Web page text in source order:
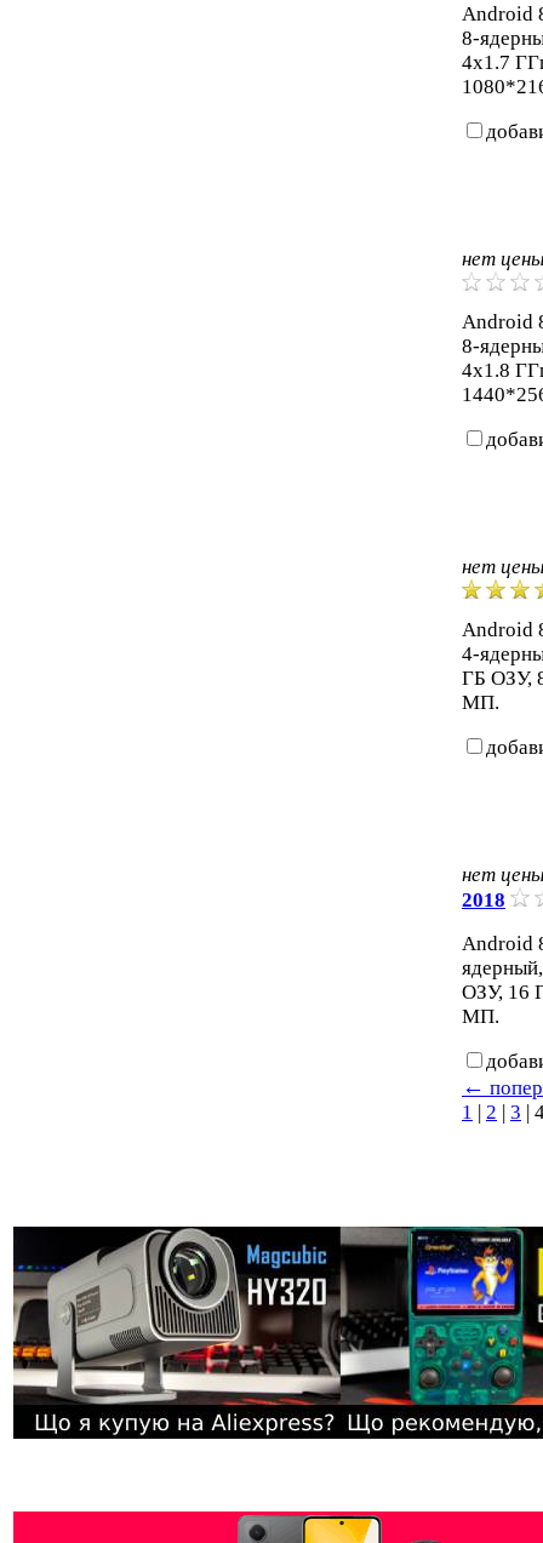
Android
8-
4x1.7
нет
Android
8-
4x1.8
нет
Android
4-
ГБ ОЗУ,
МП.
нет
2018
Android
ОЗУ, 16
МП.
←
1 | 2 | 3 |